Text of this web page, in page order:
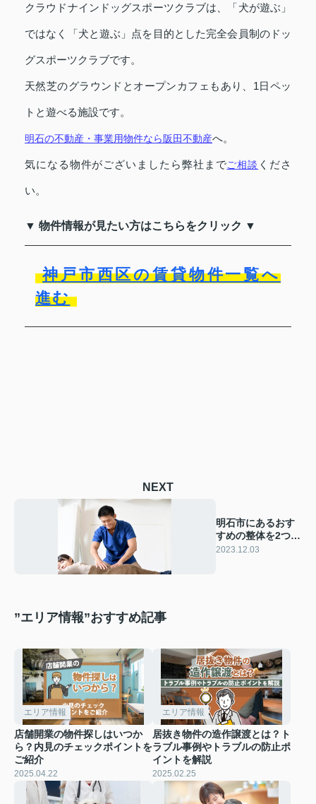
クラウドナインドッグスポーツクラブは、「犬が遊ぶ」
ではなく「犬と遊ぶ」点を目的とした完全会員制のドッ
グスポーツクラブです。
天然芝のグラウンドとオープンカフェもあり、1日ペッ
トと遊べる施設です。
明石の不動産・事業用物件なら阪田不動産へ。
気になる物件がございましたら弊社までご相談 くださ
い。
▼ 物件情報が見たい方はこちらをクリック ▼
神戸市西区の賃貸物件一覧へ
進む
NEXT
明石市にあるおす
すめの整体を2つご
紹介！
2023.12.03
”エリア情報”おすすめ記事
エリア情報
店舗開業の物件探しはいつか
ら？内見のチェックポイントを
ご紹介
2025.04.22
エリア情報
居抜き物件の造作譲渡とは？ト
ラブル事例やトラブルの防止ポ
イントを解説
2025.02.25